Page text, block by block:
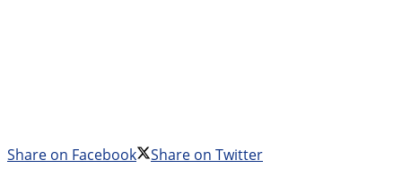
Share on Facebook
Share on Twitter